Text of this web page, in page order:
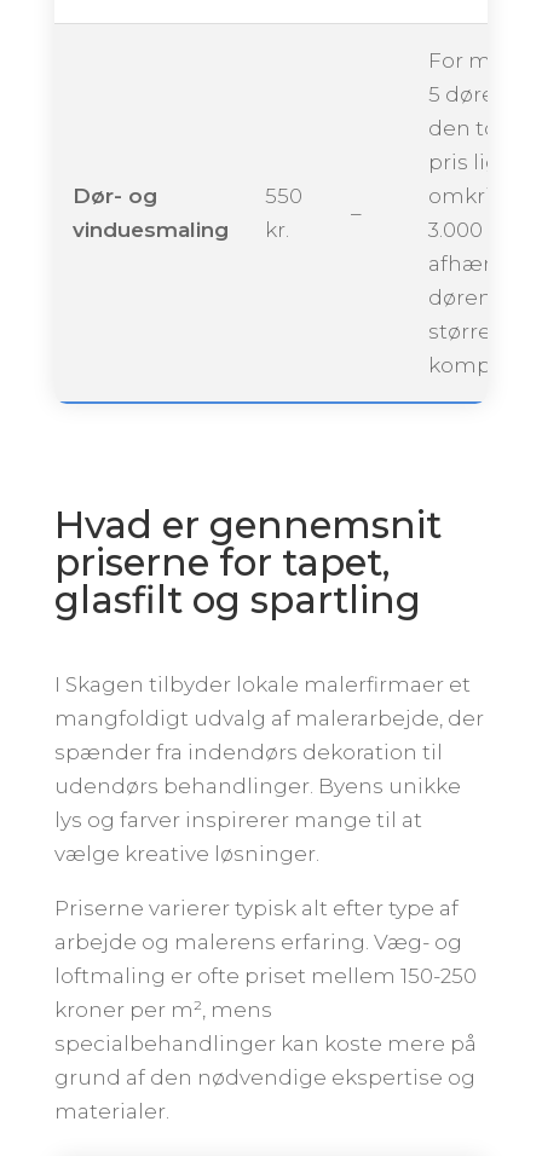
Dør- og
vinduesmaling
550
kr.
–
For
5 døre kan
den totale
pris ligge
omkring
3.000
afhængigt
dørenes
størrelse
Hvad er gennemsnit
priserne for tapet,
glasfilt og spartling
I Skagen tilbyder lokale malerfirmaer et
mangfoldigt udvalg af malerarbejde, der
spænder fra indendørs dekoration til
udendørs behandlinger. Byens unikke
lys og farver inspirerer mange til at
vælge kreative løsninger.
Priserne varierer typisk alt efter type af
arbejde og malerens erfaring. Væg- og
loftmaling er ofte priset mellem 150-250
kroner per m², mens
specialbehandlinger kan koste mere på
grund af den nødvendige ekspertise og
materialer.